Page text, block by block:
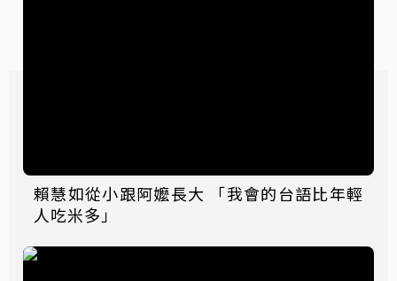
賴慧如從小跟阿嬤長大 「我會的台語比年輕
人吃米多」